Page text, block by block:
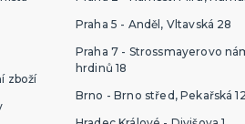
zboží
Praha 5 - Anděl, Vltavská 28
Praha 7 - Strossmayerovo
hrdinů 18
Brno - Brno střed, Pekařská 12